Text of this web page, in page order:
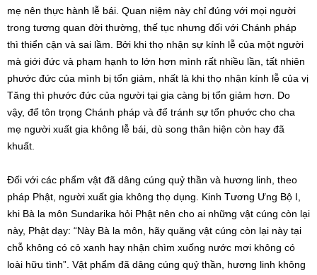
mẹ nên thực hành lễ bái. Quan niệm này chỉ đúng với mọi người
trong tương quan đời thường, thế tục nhưng đối với Chánh pháp
thì thiển cận và sai lầm. Bởi khi thọ nhận sự kính lễ của một người
mà giới đức và phạm hạnh to lớn hơn mình rất nhiều lần, tất nhiên
phước đức của mình bị tổn giảm, nhất là khi thọ nhận kính lễ của vị
Tăng thì phước đức của người tại gia càng bị tổn giảm hơn. Do
vậy, để tôn trọng Chánh pháp và để tránh sự tổn phước cho cha
mẹ người xuất gia không lễ bái, dù song thân hiện còn hay đã
khuất.
Đối với các phẩm vật đã dâng cúng quỷ thần và hương linh, theo
pháp Phật, người xuất gia không thọ dụng. Kinh Tương Ưng Bộ I,
khi Bà la môn Sundarika hỏi Phật nên cho ai những vật cúng còn lại
này, Phật dạy: “Này Bà la môn, hãy quăng vật cúng còn lại này tại
chỗ không có cỏ xanh hay nhận chìm xuống nước mơi không có
loài hữu tình”. Vật phẩm đã dâng cúng quỷ thần, hương linh không